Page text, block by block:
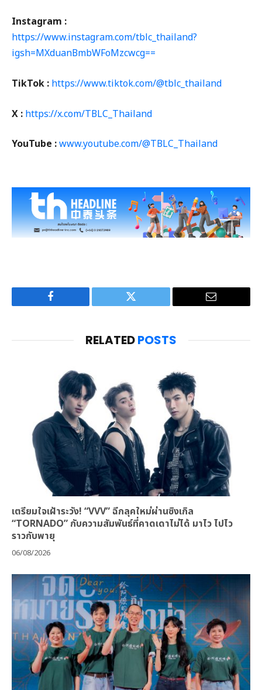
Instagram :
https://www.instagram.com/tblc_thailand?
igsh=MXduanBmbWFoMzcwcg==
TikTok : https://www.tiktok.com/@tblc_thailand
X : https://x.com/TBLC_Thailand
YouTube :www.youtube.com/@TBLC_Thailand
Facebook Twitter Email
RELATEDPOSTS
เตรียมใจเฝ้าระวัง! “VVV” ฉีกลุคใหม่ผ่านซิงเกิล
“TORNADO” กับความสัมพันธ์ที่คาดเดาไม่ได้ มาไว ไปไว
ราวกับพายุ
06/08/2026